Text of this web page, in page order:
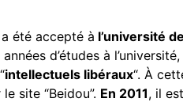
été accepté à l’université
d’études à
intellectuels libéraux“. À
site “Beidou”. En 2011, il